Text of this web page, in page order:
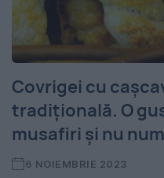
Covrigei cu
tradițională. O
musafiri și nu
6 NOIEMBRIE 2023